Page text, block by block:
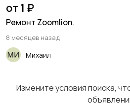
от 1 ₽
Ремонт Zoomlion.
8 месяцев назад
Михаил
Измените условия поиска,